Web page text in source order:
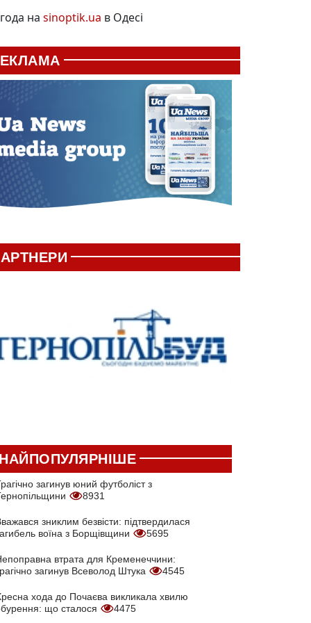
на sinoptik.ua в Одесі
загинув юний футболіст з
8931
зниклим безвісти: підтвердилася
воїна з Борщівщини
5695
втрата для Кременеччини:
загинув Всеволод Штука
4545
хода до Почаєва викликала хвилю
що сталося
4475